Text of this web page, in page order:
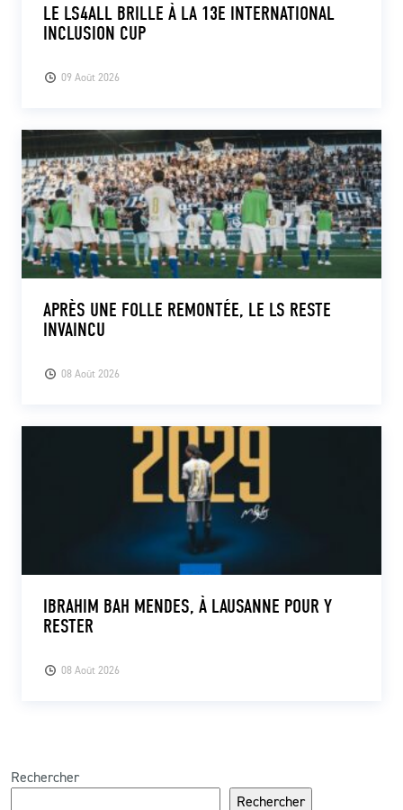
09 Août 2026
LE LS4ALL BRILLE À LA 13E INTERNATIONAL
INCLUSION CUP
08 Août 2026
APRÈS UNE FOLLE REMONTÉE, LE LS RESTE
INVAINCU
08 Août 2026
IBRAHIM BAH MENDES, À LAUSANNE POUR Y
RESTER
Rechercher
Rechercher